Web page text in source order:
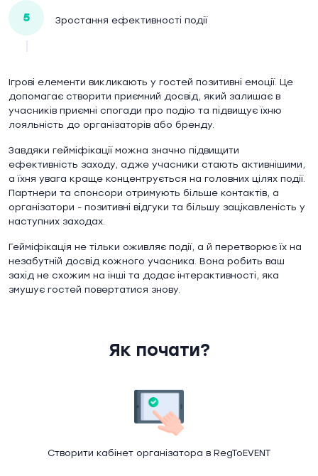
5 Зростання ефективності події
Ігрові елементи викликають у гостей позитивні емоції. Це
допомагає створити приємний досвід, який залишає в
учасників приємні спогади про подію та підвищує їхню
лояльність до організаторів або бренду.
Завдяки гейміфікації можна значно підвищити
ефективність заходу, адже учасники стають активнішими,
а їхня увага краще концентрується на головних цілях події.
Партнери та спонсори отримують більше контактів, а
організатори - позитивні відгуки та більшу зацікавленість у
наступних заходах.
Гейміфікація не тільки оживляє події, а й перетворює їх на
незабутній досвід кожного учасника. Вона робить ваш
захід не схожим на інші та додає інтерактивності, яка
змушує гостей повертатися знову.
Як почати?
Створити кабінет організатора в RegToEVENT